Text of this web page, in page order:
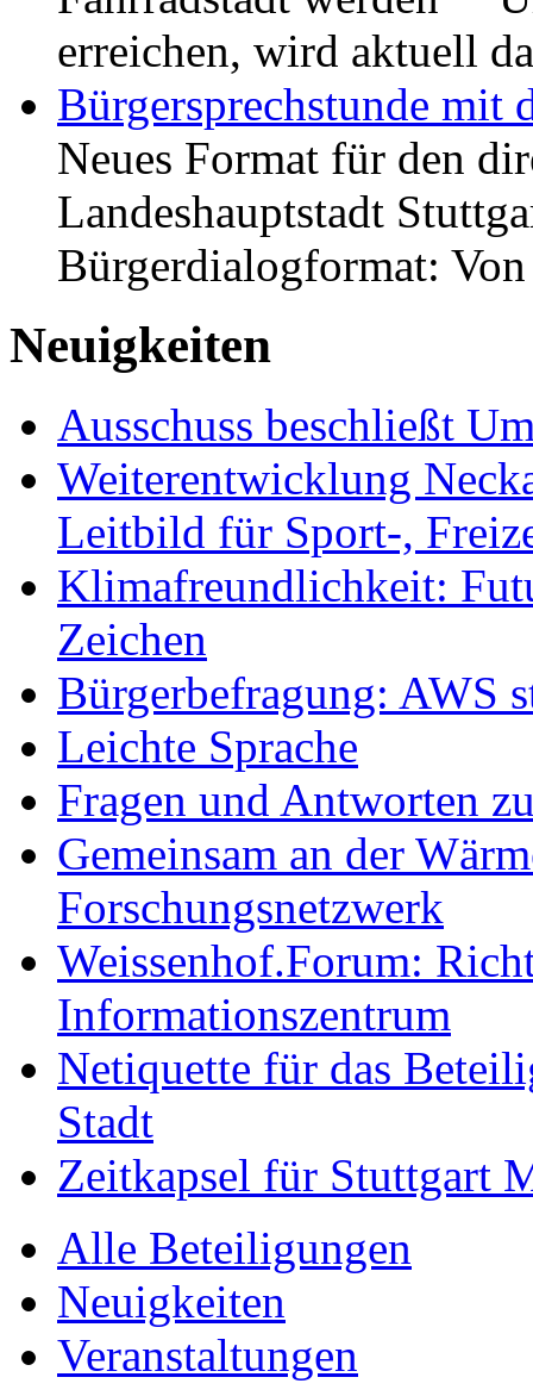
erreichen, wird aktuell
Bürgersprechstunde mit
Neues Format für den
Landeshauptstadt
Bürgerdialogformat:
Neuigkeiten
Ausschuss beschließt
Weiterentwicklung
Leitbild für Sport-,
Klimafreundlichkeit:
Zeichen
Bürgerbefragung: AWS
Leichte Sprache
Fragen und Antworten
Gemeinsam an der
Forschungsnetzwerk
Weissenhof.Forum:
Informationszentrum
Netiquette für das
Stadt
Zeitkapsel für Stuttgart
Alle Beteiligungen
Neuigkeiten
Veranstaltungen